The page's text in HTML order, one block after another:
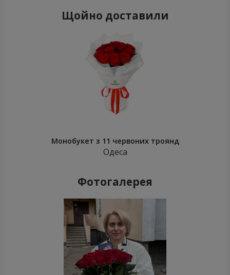
Щойно доставили
Монобукет з 11 червоних троянд
Одеса
Фотогалерея